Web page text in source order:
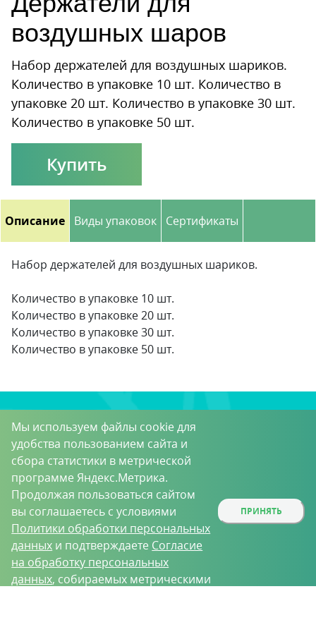
воздушных шаров
Набор держателей для воздушных шариков.
Количество в упаковке 10 шт. Количество в
упаковке 20 шт. Количество в упаковке 30 шт.
Количество в упаковке 50 шт.
Купить
Описание Виды упаковок Сертификаты
Набор держателей для воздушных шариков.
Количество в упаковке 10 шт.
Количество в упаковке 20 шт.
Количество в упаковке 30 шт.
Количество в упаковке 50 шт.
ПОДПИШИТЕСЬ НА
НОВОСТИ ПОРТАЛА
Подписаться
Мы используем файлы cookie для
удобства пользованием сайта и
сбора статистики в метрической
программе Яндекс.Метрика.
Продолжая пользоваться сайтом
вы соглашаетесь с условиями
Политики обработки персональных
данных и подтверждаете Согласие
на обработку персональных
данных, собираемых метрическими
ПРИНЯТЬ